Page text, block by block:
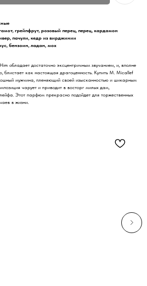
грейпфрут, розовый перец, перец, кардамон
пачули, кедр из вирджинии
бензоин, ладан, мох
обладает достаточно эксцентричным звучанием, и, вполне
блистает как настоящая драгоценность. Купить M. Micallef
мужчина, пленяющий своей изысканностью и шикарным
чарует и приводит в восторг милых дам,
Этот парфюм прекрасно подойдет для торжественных
в жизни.